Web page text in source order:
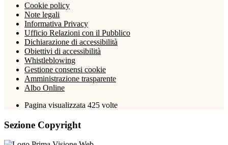
Cookie policy
Note legali
Informativa Privacy
Ufficio Relazioni con il Pubblico
Dichiarazione di accessibilità
Obiettivi di accessibilità
Whistleblowing
Gestione consensi cookie
Amministrazione trasparente
Albo Online
Pagina visualizzata 425 volte
Sezione Copyright